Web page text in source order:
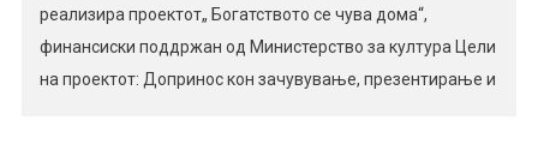
реализира проектот„ Богатството се чува дома“,
финансиски поддржан од Министерство за култура Цели
на проектот: Допринос кон зачувување, презентирање и